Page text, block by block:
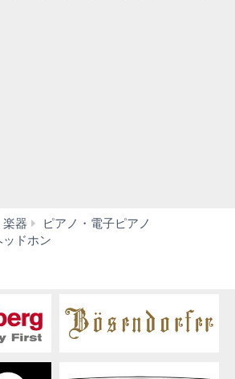
楽器
ピアノ・電子ピアノ
ッドホン